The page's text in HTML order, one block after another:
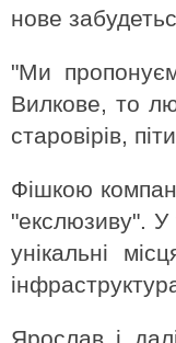
нове
"Ми
Вилкове, то
старовірів,
Фішкою
"екслюзиву". У
унікальні